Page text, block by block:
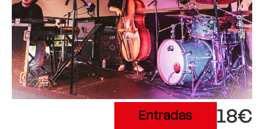
Entradas 18€